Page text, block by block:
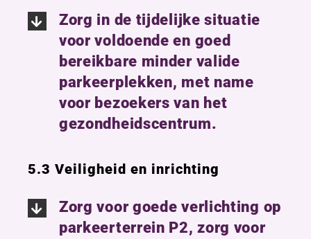
Zorg in de tijdelijke situatie
voor voldoende en goed
bereikbare minder valide
parkeerplekken, met name
voor bezoekers van het
gezondheidscentrum.
5.3 Veiligheid en inrichting
Zorg voor goede verlichting op
parkeerterrein P2, zorg voor